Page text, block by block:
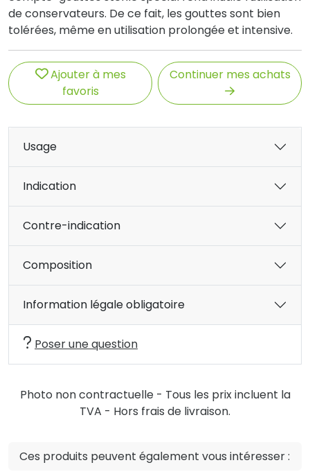
de conservateurs. De ce fait, les gouttes sont bien
tolérées, même en utilisation prolongée et intensive.
Ajouter à mes
favoris
Continuer mes achats
Usage
Indication
Contre-indication
Composition
Information légale obligatoire
Poser une question
Photo non contractuelle - Tous les prix incluent la
TVA - Hors frais de livraison.
Ces produits peuvent également vous intéresser :